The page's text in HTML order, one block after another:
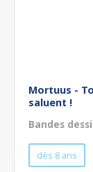
Mortuus -
saluent !
Bandes
dès 8 ans